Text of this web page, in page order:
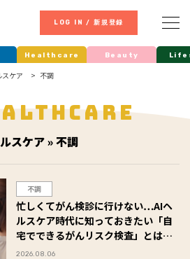
LOG IN / 新規登録
Healthcare Beauty
スケア 不調
スケア » 不調
不調
忙しくてがん検診に行けない…AIヘ
ルスケア時代に知っておきたい「自
宅でできるがんリスク検査」とは
【前編】
2026.08.06